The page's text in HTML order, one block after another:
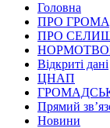
Головна
ПРО
ПРО
Відкриті дані
ЦНАП
Прямий
Новини